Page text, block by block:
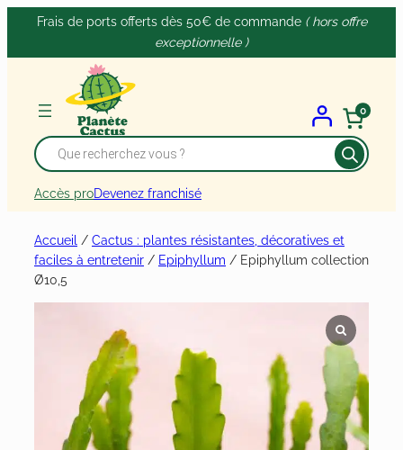
Panneau de gestion des cookies
Frais de ports offerts dès 50€ de commande ( hors offre
exceptionnelle )
Recherche
de
produits
0
Accès proDevenez franchisé
Accueil / Cactus : plantes résistantes, décoratives et
faciles à entretenir / Epiphyllum / Epiphyllum collection
Ø10,5